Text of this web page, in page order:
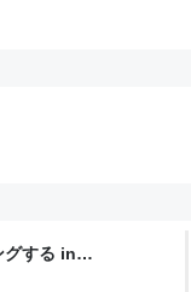
グする in